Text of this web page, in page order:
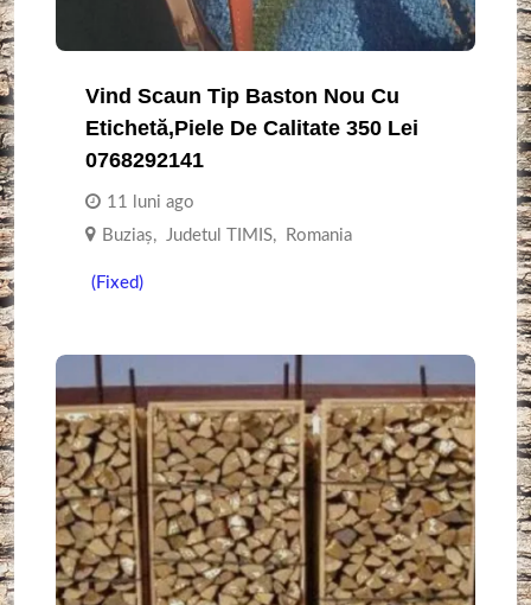
Vind Scaun Tip Baston Nou Cu
Etichetă,piele De Calitate 350 Lei
0768292141
11 luni ago
Buziaş, Judetul TIMIS, Romania
(Fixed)